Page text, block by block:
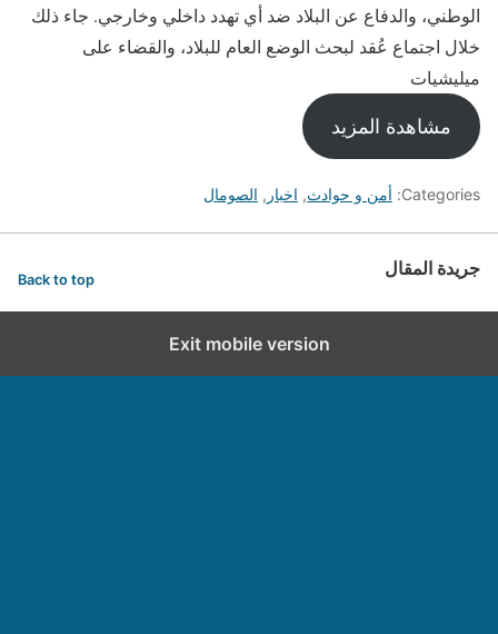
الوطني، والدفاع عن البلاد ضد أي تهدد داخلي وخارجي. جاء ذلك
خلال اجتماع عُقد لبحث الوضع العام للبلاد، والقضاء على
ميليشيات
مشاهدة المزيد
Categories: أمن و حوادث, اخبار , الصومال
جريدة المقال Back to top
Exit mobile version